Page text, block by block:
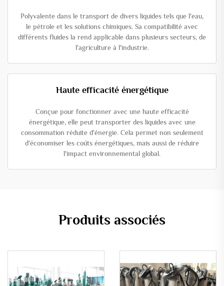
Polyvalente dans le transport de divers liquides tels que l'eau,
le pétrole et les solutions chimiques. Sa compatibilité avec
différents fluides la rend applicable dans plusieurs secteurs, de
l'agriculture à l'industrie.
Haute efficacité énergétique
Conçue pour fonctionner avec une haute efficacité
énergétique, elle peut transporter des liquides avec une
consommation réduite d'énergie. Cela permet non seulement
d'économiser les coûts énergétiques, mais aussi de réduire
l'impact environnemental global.
Produits associés